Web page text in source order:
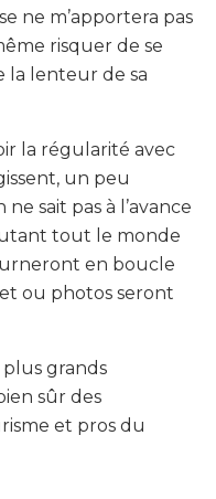
ne m’apportera pas
risquer de se
la lenteur de sa
la régularité avec
un peu
sait pas à l’avance
tout le monde
en boucle
ou photos seront
grands
sûr des
et pros du